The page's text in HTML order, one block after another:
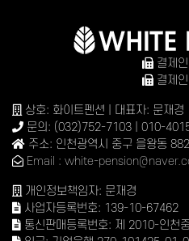
결제
결제
상호: 화이트펜션 | 대표자: 문재경
문의: (032)752-7103 | 010-
주소: 인천광역시 중구 을왕동 882
Email : white-
개인정보책임자: 문재경
사업자등록번호: 139-10-67462
통신판매등록번호: 제 2010-인천